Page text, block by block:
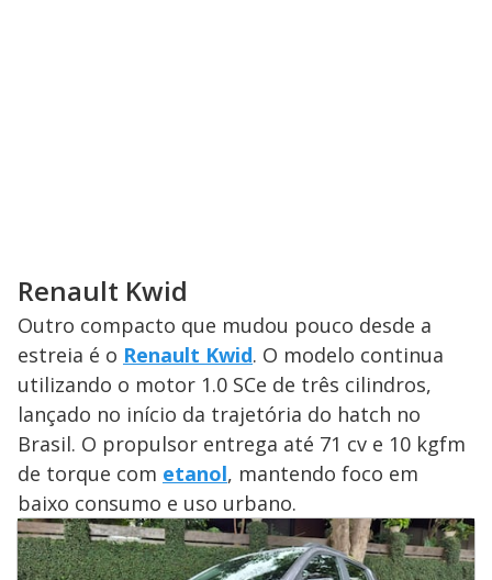
Renault Kwid
Outro compacto que mudou pouco desde a
estreia é o Renault Kwid. O modelo continua
utilizando o motor 1.0 SCe de três cilindros,
lançado no início da trajetória do hatch no
Brasil. O propulsor entrega até 71 cv e 10 kgfm
de torque com etanol, mantendo foco em
baixo consumo e uso urbano.